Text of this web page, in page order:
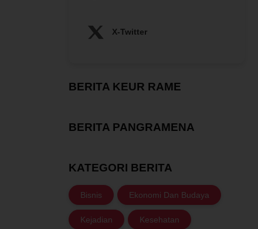
X-Twitter
BERITA KEUR RAME
BERITA PANGRAMENA
KATEGORI BERITA
Bisnis Ekonomi Dan Budaya
Kejadian Kesehatan